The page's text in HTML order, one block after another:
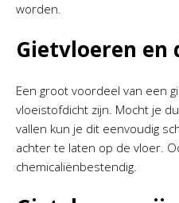
worden.
Gietvloeren en
Een groot voordeel van een
vloeistofdicht zijn. Mocht je
vallen kun je dit eenvoudig
achter te laten op de vloer.
chemicaliënbestendig.